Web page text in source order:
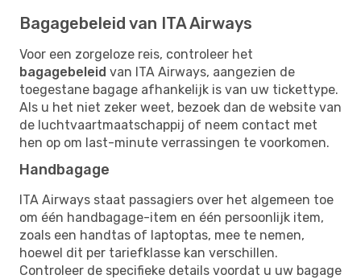
Bagagebeleid van ITA Airways
Voor een zorgeloze reis, controleer het
bagagebeleid van ITA Airways, aangezien de
toegestane bagage afhankelijk is van uw tickettype.
Als u het niet zeker weet, bezoek dan de website van
de luchtvaartmaatschappij of neem contact met
hen op om last-minute verrassingen te voorkomen.
Handbagage
ITA Airways staat passagiers over het algemeen toe
om één handbagage-item en één persoonlijk item,
zoals een handtas of laptoptas, mee te nemen,
hoewel dit per tariefklasse kan verschillen.
Controleer de specifieke details voordat u uw bagage